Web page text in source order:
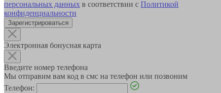
персональных данных в соответствии с Политикой
конфиденциальности
Зарегистрироваться
Электронная бонусная карта
Введите номер телефона
Мы отправим вам код в смс на телефон или позвоним
Телефон: